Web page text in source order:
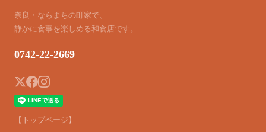
奈良・ならまちの町家で、
静かに食事を楽しめる和食店です。
0742-22-2669
【トップページ】